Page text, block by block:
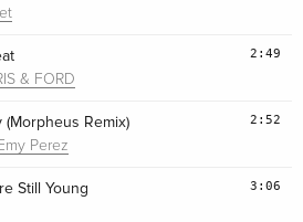
& FORD
2:49
(Morpheus Remix)
Emy Perez
2:52
Still Young 3:06